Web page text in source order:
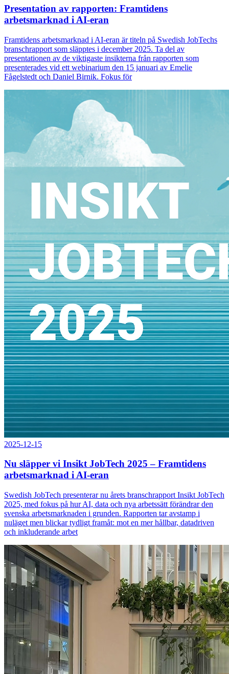
Presentation av rapporten: Framtidens
arbetsmarknad i AI-eran
Framtidens arbetsmarknad i AI-eran är titeln på Swedish JobTechs
branschrapport som släpptes i december 2025. Ta del av
presentationen av de viktigaste insikterna från rapporten som
presenterades vid ett webinarium den 15 januari av Emelie
Fågelstedt och Daniel Birnik. Fokus för
2025-12-15
Nu släpper vi Insikt JobTech 2025 – Framtidens
arbetsmarknad i AI-eran
Swedish JobTech presenterar nu årets branschrapport Insikt JobTech
2025, med fokus på hur AI, data och nya arbetssätt förändrar den
svenska arbetsmarknaden i grunden. Rapporten tar avstamp i
nuläget men blickar tydligt framåt: mot en mer hållbar, datadriven
och inkluderande arbet